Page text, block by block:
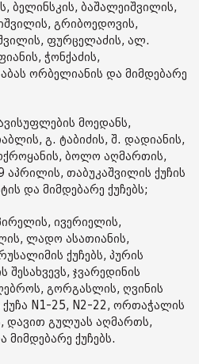
ბელინსკის, ბაშალეიშვილის,
გრიბოედოვის,
ფურცელაძის, ალ.
ჭონქაძის,
ორბელიანის და მიმდებარე
მოედანს,
გ. ტაბიძის, შ. დადიანის,
ბოლო აღმართის,
აპრილის, თაბუკაშვილის ქუჩის
და მიმდებარე ქუჩებს;
ივერიელის,
ლადო ასათიანის,
ქუჩებს, პურის
შესახვევს, ჯვარედინის
გორგასლის, ღვინის
N1-25, N2-22, ორთაჭალის
დავით გულუას აღმართს,
მიმდებარე ქუჩებს.